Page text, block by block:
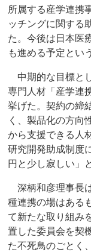
所属する産学連携
ッチングに関する
た。今後は日本医
も進める予定とい
中期的な目標と
専門人材「産学連
挙げた。契約の締
く、製品化の方向
から支援できる人
研究開発助成制度
円と少し寂しい」
深柄和彦理事長
種連携の場はある
て新たな取り組み
置した委員会を契
た不死鳥のごとく